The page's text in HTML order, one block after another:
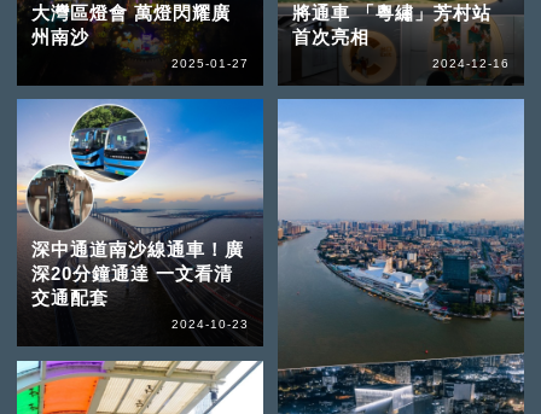
大灣區燈會 萬燈閃耀廣
州南沙
2025-01-27
將通車 「粵繡」芳村站
首次亮相
2024-12-16
深中通道南沙線通車！廣
深20分鐘通達 一文看清
交通配套
2024-10-23